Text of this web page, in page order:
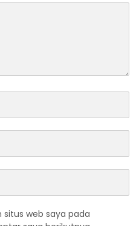
web saya pada